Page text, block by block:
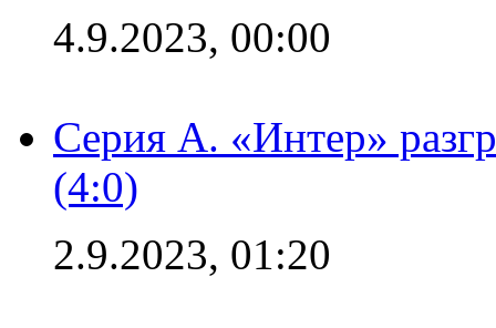
4.9.2023, 00:00
Серия А. «Интер»
(4:0)
2.9.2023, 01:20